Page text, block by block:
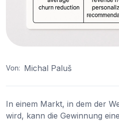
Von: Michal Paluš
In einem Markt, in dem der
wird, kann die Gewinnung